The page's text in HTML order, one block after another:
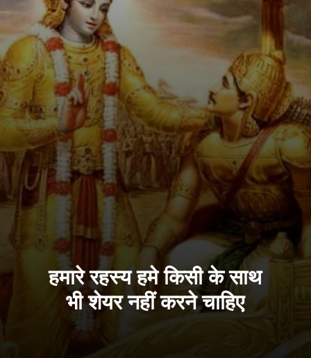
हमारे रहस्य हमे किसी के साथ
भी शेयर नहीं करने चाहिए